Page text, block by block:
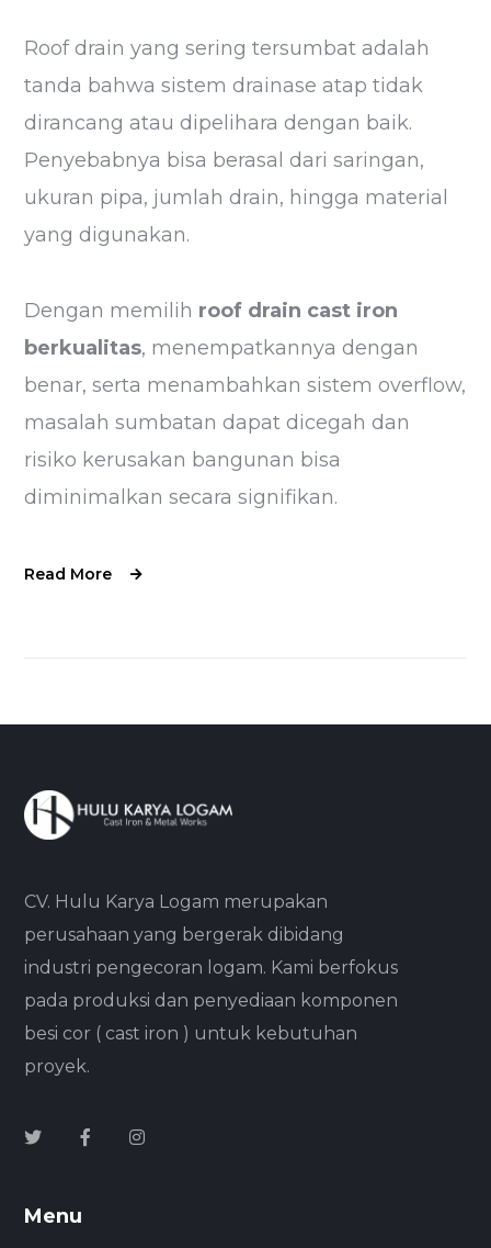
Roof drain yang sering tersumbat adalah
tanda bahwa sistem drainase atap tidak
dirancang atau dipelihara dengan baik.
Penyebabnya bisa berasal dari saringan,
ukuran pipa, jumlah drain, hingga material
yang digunakan.
Dengan memilih roof drain cast iron
berkualitas, menempatkannya dengan
benar, serta menambahkan sistem overflow,
masalah sumbatan dapat dicegah dan
risiko kerusakan bangunan bisa
diminimalkan secara signifikan.
Read More
CV. Hulu Karya Logam merupakan
perusahaan yang bergerak dibidang
industri pengecoran logam. Kami berfokus
pada produksi dan penyediaan komponen
besi cor ( cast iron ) untuk kebutuhan
proyek.
Menu